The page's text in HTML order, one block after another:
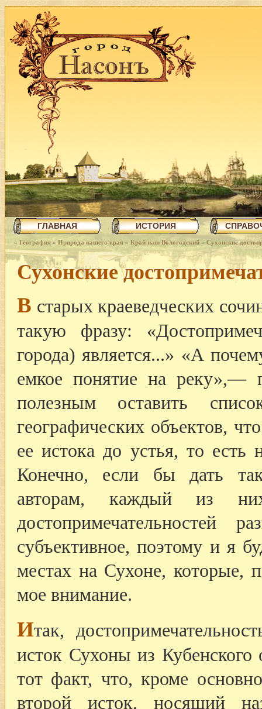
ГЛАВНАЯ ИСТОРИЯ
» География » Природа нашего края » Край наш Вологодский » Сухонские
Сухонские
В старых краеведческих
такую фразу:
города) является...» «А
емкое понятие на реку»,—
полезным оставить
географических объектов,
ее истока до устья, то есть
Конечно, если бы дать
авторам, каждый из
субъективное, поэтому и я
местах на Сухоне, которые,
мое внимание.
Итак,
исток Сухоны из Кубенского
тот факт, что, кроме
второй исток, носящий